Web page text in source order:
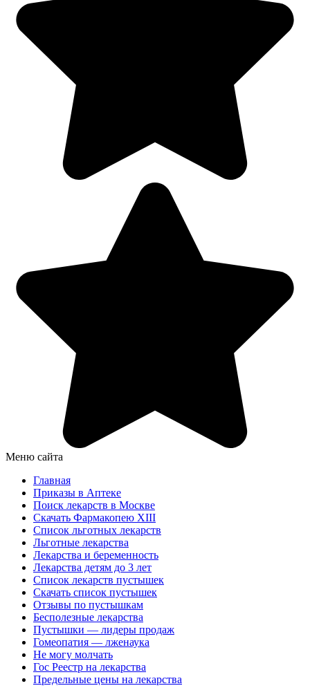
Меню сайта
Главная
Приказы в Аптеке
Поиск лекарств в Москве
Скачать Фармакопею XIII
Список льготных лекарств
Льготные лекарства
Лекарства и беременность
Лекарства детям до 3 лет
Список лекарств пустышек
Скачать список пустышек
Отзывы по пустышкам
Бесполезные лекарства
Пустышки — лидеры продаж
Гомеопатия — лженаука
Не могу молчать
Гос Реестр на лекарства
Предельные цены на лекарства